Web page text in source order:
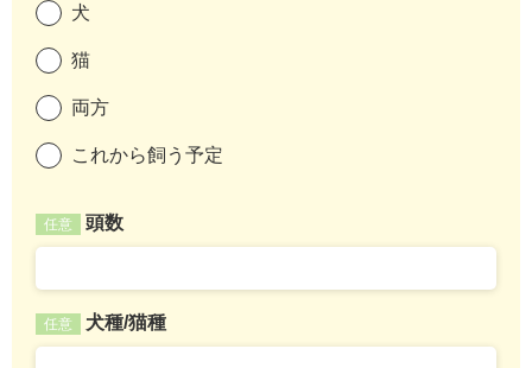
犬
猫
両方
これから飼う予定
任意 頭数
任意 犬種/猫種